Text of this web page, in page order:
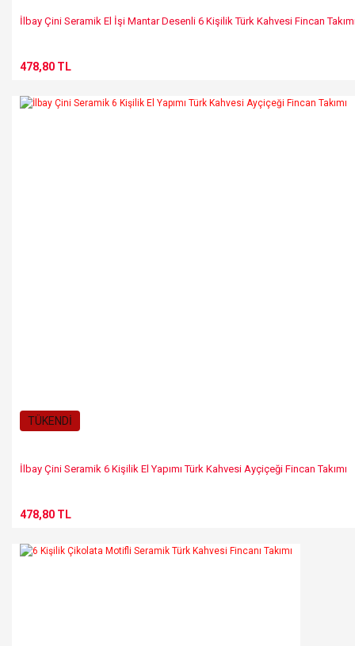
İlbay Çini Seramik El İşi Mantar Desenli 6 Kişilik Türk Kahvesi Fincan
478,80 TL
TÜKENDİ
İlbay Çini Seramik 6 Kişilik El Yapımı Türk Kahvesi Ayçiçeği Fincan Takımı
478,80 TL